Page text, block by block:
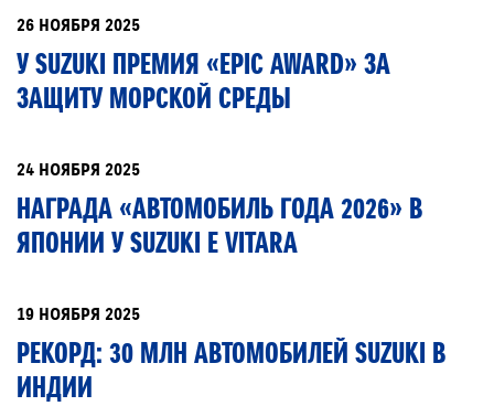
26 НОЯБРЯ 2025
У SUZUKI ПРЕМИЯ «EPIC AWARD» ЗА
ЗАЩИТУ МОРСКОЙ СРЕДЫ
24 НОЯБРЯ 2025
НАГРАДА «АВТОМОБИЛЬ ГОДА 2026» В
ЯПОНИИ У SUZUKI E VITARA
19 НОЯБРЯ 2025
РЕКОРД: 30 МЛН АВТОМОБИЛЕЙ SUZUKI В
ИНДИИ